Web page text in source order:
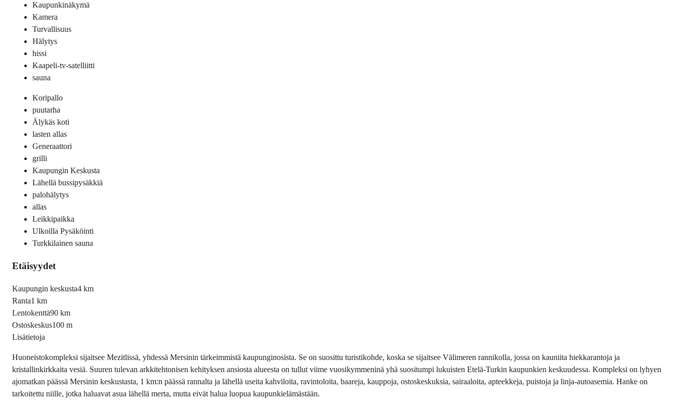
Kaupunkinäkymä
Kamera
Turvallisuus
Hälytys
hissi
Kaapeli-tv-satelliitti
sauna
Koripallo
puutarha
Älykäs koti
lasten allas
Generaattori
grilli
Kaupungin Keskusta
Lähellä bussipysäkkiä
palohälytys
allas
Leikkipaikka
Ulkoilla Pysäköinti
Turkkilainen sauna
Etäisyydet
Kaupungin keskusta4 km
Ranta1 km
Lentokenttä90 km
Ostoskeskus100 m
Lisätietoja
Huoneistokompleksi sijaitsee Mezitlissä, yhdessä Mersinin tärkeimmistä kaupunginosista. Se on suosittu turistikohde, koska se sijaitsee Välimeren rannikolla, jossa on kauniita hiekkarantoja ja
kristallinkirkkaita vesiä. Suuren tulevan arkkitehtonisen kehityksen ansiosta alueesta on tullut viime vuosikymmeninä yhä suositumpi lukuisten Etelä-Turkin kaupunkien keskuudessa. Kompleksi on lyhyen
ajomatkan päässä Mersinin keskustasta, 1 km:n päässä rannalta ja lähellä useita kahviloita, ravintoloita, baareja, kauppoja, ostoskeskuksia, sairaaloita, apteekkeja, puistoja ja linja-autoasemia. Hanke on
tarkoitettu niille, jotka haluavat asua lähellä merta, mutta eivät halua luopua kaupunkielämästään.